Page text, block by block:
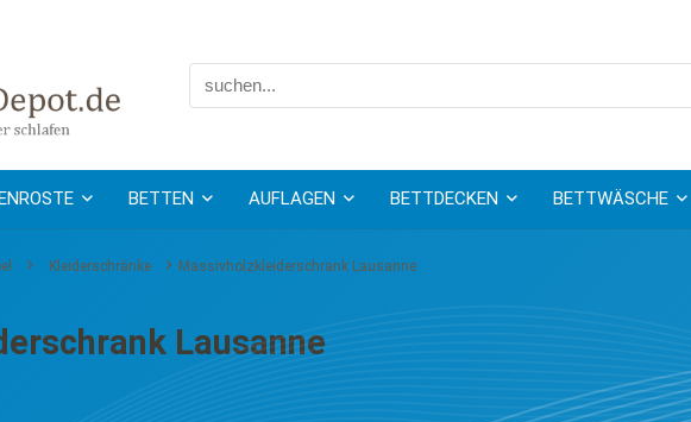
BETTEN AUFLAGEN BETTDECKEN BETTWÄSCHE
Kleiderschränke Massivholzkleiderschrank Lausanne
Lausanne